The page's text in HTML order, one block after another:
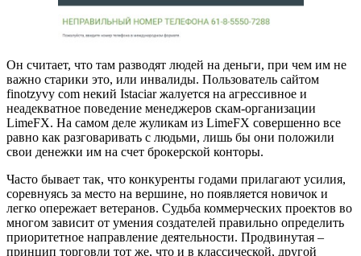
Он считает, что там разводят людей на деньги, при чем им не
важно старики это, или инвалиды. Пользователь сайтом
finotzyvy com некий Istaciar жалуется на агрессивное и
неадекватное поведение менеджеров скам-организации
LimeFX. На самом деле жуликам из LimeFX совершенно все
равно как разговаривать с людьми, лишь бы они положили
свои денежки им на счет брокерской конторы.
Часто бывает так, что конкуренты годами прилагают усилия,
соревнуясь за место на вершине, но появляется новичок и
легко опережает ветеранов. Судьба коммерческих проектов во
многом зависит от умения создателей правильно определить
приоритетное направление деятельности. Продвинутая –
принцип торговли тот же, что и в классической, другой